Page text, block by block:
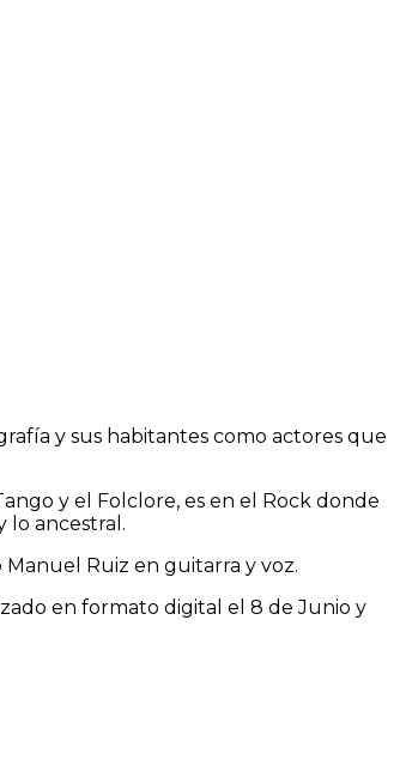
y sus habitantes como actores que
y el Folclore, es en el Rock donde
lo ancestral.
Ruiz en guitarra y voz.
en formato digital el 8 de Junio y